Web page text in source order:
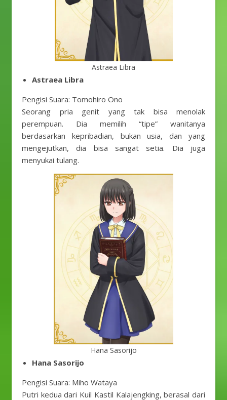
Astraea Libra
Astraea Libra
Pengisi Suara: Tomohiro Ono
Seorang pria genit yang tak bisa menolak
perempuan. Dia memilih “tipe” wanitanya
berdasarkan kepribadian, bukan usia, dan yang
mengejutkan, dia bisa sangat setia. Dia juga
menyukai tulang.
Hana Sasorijo
Hana Sasorijo
Pengisi Suara: Miho Wataya
Putri kedua dari Kuil Kastil Kalajengking, berasal dari